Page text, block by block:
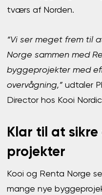
tværs af Norden.
“Vi ser meget frem til
Norge sammen med
byggeprojekter med
overvågning,”udtaler
Director hos Kooi
Klar til at
projekter
Kooi og Renta Norge
mange nye